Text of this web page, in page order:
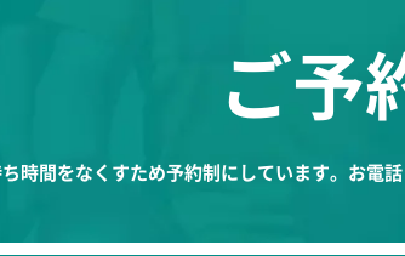
ご予
時間をなくすため予約制にしています。お電